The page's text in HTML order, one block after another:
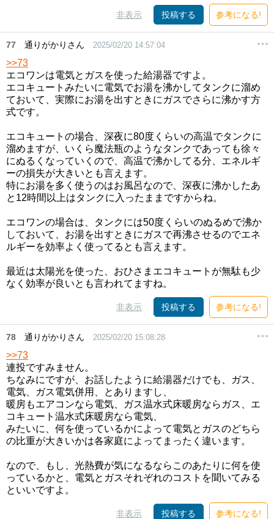
非表示 投稿する 参考になる!
77 通りがかりさん 2025/02/20 14:57:04
>>73
エコワンは電気とガスを使った給湯器ですよ。
エコキュートみたいに電気でお湯を沸かしてタンクに溜め
ておいて、実際にお湯を出すときにガスでさらに沸かす方
式です。
エコキュートの場合、深夜に80度くらいの高温でタンクに
溜めますが、いくら魔法瓶のようなタンクであっても徐々
にぬるくなっていくので、高温で沸かしてる分、エネルギ
ーの損失が大きいとも言えます。
特にお湯を多く使うのはお風呂なので、深夜に沸かしたあ
と12時間以上はタンクに入ったままですからね。
エコワンの場合は、タンクには50度くらいのぬるめで沸か
しておいて、お湯を出すときにガスで再沸させるのでエネ
ルギーを効率よく使ってるとも言えます。
最近は太陽光を使った、おひさまエコキュートが無駄も少
なく効率が良いとも言われてますね。
非表示 投稿する 参考になる!
78 通りがかりさん 2025/02/20 15:08:28
>>73
連投ですみません。
ちなみにですが、お話したように給湯器だけでも、ガス、
電気、ガス電気併用、とありますし、
暖房もエアコンなら電気、ガス温水式床暖房ならガス、エ
コキュート温水式床暖房なら電気、
みたいに、何を使っているかによって電気とガスのどちら
の比重が大きいかは各家庭によってまったく違います。
なので、もし、光熱費が気になるならこのあたりに何を使
っているかと、電気とガスそれぞれのコストを聞いてみる
といいですよ。
非表示 投稿する 参考になる!